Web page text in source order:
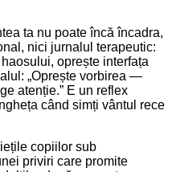
ta nu poate încă încadra,
nici jurnalul terapeutic:
oprește interfața
„Oprește vorbirea —
atenție.” E un reflex
când simți vântul rece
copiilor sub
priviri care promite